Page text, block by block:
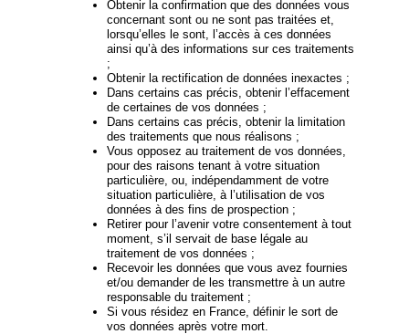
Obtenir la confirmation que des données vous
concernant sont ou ne sont pas traitées et,
lorsqu’elles le sont, l’accès à ces données
ainsi qu’à des informations sur ces traitements
;
Obtenir la rectification de données inexactes ;
Dans certains cas précis, obtenir l’effacement
de certaines de vos données ;
Dans certains cas précis, obtenir la limitation
des traitements que nous réalisons ;
Vous opposez au traitement de vos données,
pour des raisons tenant à votre situation
particulière, ou, indépendamment de votre
situation particulière, à l’utilisation de vos
données à des fins de prospection ;
Retirer pour l’avenir votre consentement à tout
moment, s’il servait de base légale au
traitement de vos données ;
Recevoir les données que vous avez fournies
et/ou demander de les transmettre à un autre
responsable du traitement ;
Si vous résidez en France, définir le sort de
vos données après votre mort.